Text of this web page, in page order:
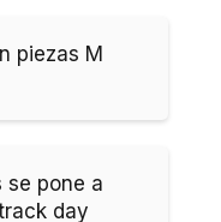
piezas M
se pone a
day